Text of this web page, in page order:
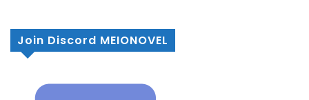
Join Discord MEIONOVEL